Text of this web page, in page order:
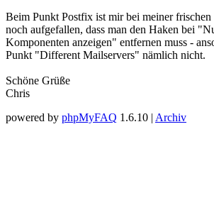
Beim Punkt Postfix ist mir bei meiner frischen
noch aufgefallen, dass man den Haken bei
Komponenten anzeigen" entfernen muss -
Punkt "Different Mailservers" nämlich nicht.
Schöne Grüße
Chris
powered by phpMyFAQ 1.6.10 | Archiv